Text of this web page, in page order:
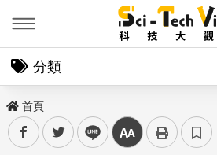
分類
首頁
facebooktwitter line 中